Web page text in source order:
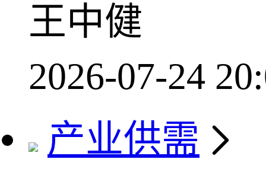
王中健
2026-07-24
产业供需